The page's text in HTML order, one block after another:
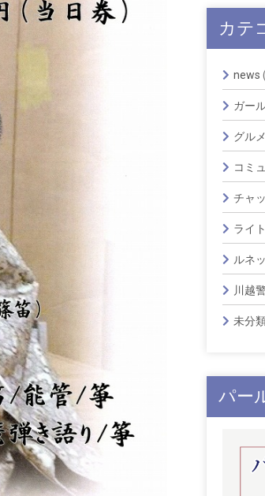
カテ
news
ガー
グルメ
コミ
チャ
ライ
ルネ
川越
未分
パー